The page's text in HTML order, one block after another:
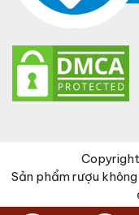
Sản phẩm rượu